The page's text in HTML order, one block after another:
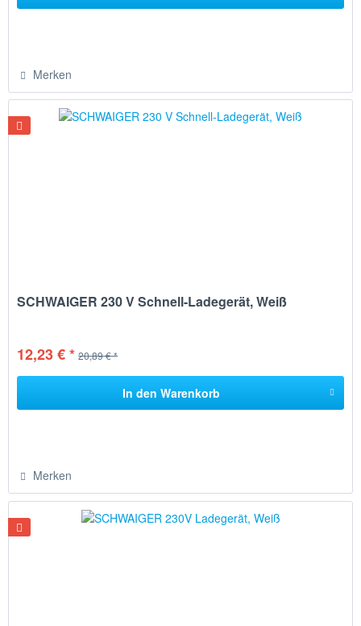
Merken
SCHWAIGER 230 V Schnell-Ladegerät, Weiß
12,23 € * 20,89 € *
In den Warenkorb
Merken